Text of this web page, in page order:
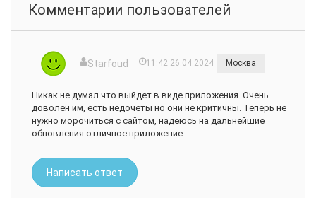
Комментарии пользователей
Starfoud 11:42 26.04.2024 Москва
Никак не думал что выйдет в виде приложения. Очень
доволен им, есть недочеты но они не критичны. Теперь не
нужно морочиться с сайтом, надеюсь на дальнейшие
обновления отличное приложение
Написать ответ